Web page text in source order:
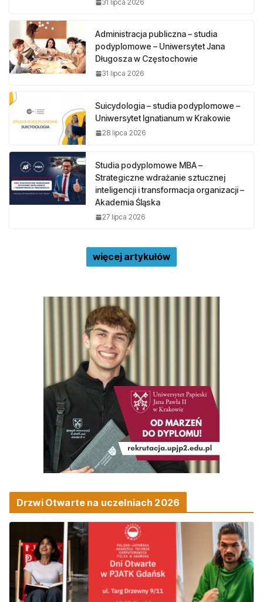
31 lipca 2026
Administracja publiczna – studia
podyplomowe – Uniwersytet Jana
Długosza w Częstochowie
31 lipca 2026
Suicydologia – studia podyplomowe –
Uniwersytet Ignatianum w Krakowie
28 lipca 2026
Studia podyplomowe MBA –
Strategiczne wdrażanie sztucznej
inteligencji i transformacja organizacji –
Akademia Śląska
27 lipca 2026
więcej artykułów
Drzwi Otwarte na uczelniach 2026